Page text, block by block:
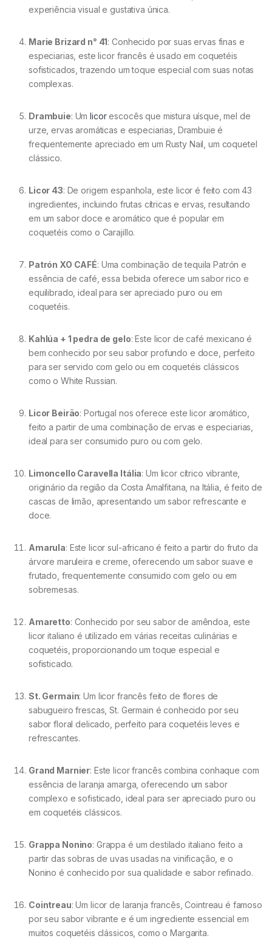
experiência visual e gustativa única.
Marie Brizard n° 41: Conhecido por suas ervas finas e
especiarias, este licor francês é usado em coquetéis
sofisticados, trazendo um toque especial com suas notas
complexas.
Drambuie: Umlicorescocês que mistura uísque, mel de
urze, ervas aromáticas e especiarias, Drambuie é
frequentemente apreciado em um Rusty Nail, um coquetel
clássico.
Licor 43: De origem espanhola, este licor é feito com 43
ingredientes, incluindo frutas cítricas e ervas, resultando
em um sabor doce e aromático que é popular em
coquetéis como o Carajillo.
Patrón XO CAFÉ: Uma combinação de tequila Patrón e
essência de café, essa bebida oferece um sabor rico e
equilibrado, ideal para ser apreciado puro ou em
coquetéis.
Kahlúa + 1 pedra de gelo: Este licor de café mexicano é
bem conhecido por seu sabor profundo e doce, perfeito
para ser servido com gelo ou em coquetéis clássicos
como o White Russian.
Licor Beirão: Portugal nos oferece este licor aromático,
feito a partir de uma combinação de ervas e especiarias,
ideal para ser consumido puro ou com gelo.
Limoncello Caravella Itália: Um licor cítrico vibrante,
originário da região da Costa Amalfitana, na Itália, é feito de
cascas de limão, apresentando um sabor refrescante e
doce.
Amarula: Este licor sul-africano é feito a partir do fruto da
árvore maruleira e creme, oferecendo um sabor suave e
frutado, frequentemente consumido com gelo ou em
sobremesas.
Amaretto: Conhecido por seu sabor de amêndoa, este
licor italiano é utilizado em várias receitas culinárias e
coquetéis, proporcionando um toque especial e
sofisticado.
St. Germain: Um licor francês feito de flores de
sabugueiro frescas, St. Germain é conhecido por seu
sabor floral delicado, perfeito para coquetéis leves e
refrescantes.
Grand Marnier: Este licor francês combina conhaque com
essência de laranja amarga, oferecendo um sabor
complexo e sofisticado, ideal para ser apreciado puro ou
em coquetéis clássicos.
Grappa Nonino: Grappa é um destilado italiano feito a
partir das sobras de uvas usadas na vinificação, e o
Nonino é conhecido por sua qualidade e sabor refinado.
Cointreau: Um licor de laranja francês, Cointreau é famoso
por seu sabor vibrante e é um ingrediente essencial em
muitos coquetéis clássicos, como o Margarita.